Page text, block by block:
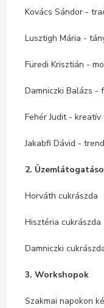
Kovács Sándor -
Lusztigh Mária -
Füredi Krisztián -
Damniczki Balázs -
Fehér Judit -
Jakabfi Dávid -
2.
Horváth cukrászda
Hisztéria cukrászda
Damniczki
3. Workshopok
Szakmai napokon